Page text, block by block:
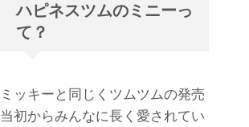
ハピネスツムのミニーっ
て？
ミッキーと同じくツムツムの発売
当初からみんなに長く愛されてい